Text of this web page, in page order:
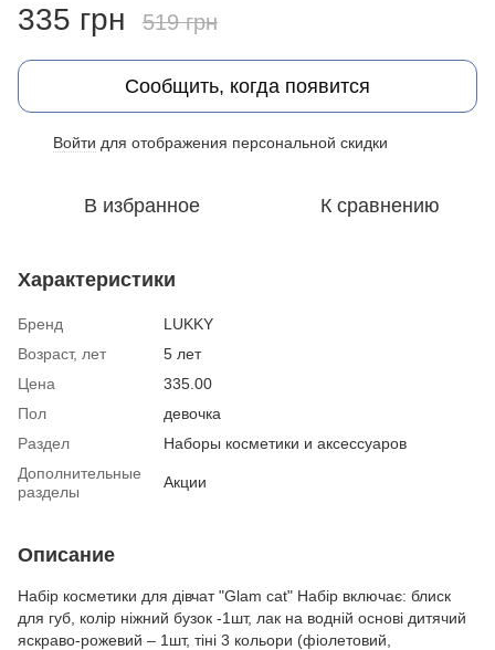
335 грн 519 грн
Сообщить, когда появится
Войти для отображения персональной скидки
В избранное К сравнению
Характеристики
Бренд
LUKKY
Возраст, лет
5 лет
Цена
335.00
Пол
девочка
Раздел
Наборы косметики и аксессуаров
Дополнительные
разделы
Акции
Описание
Набір косметики для дівчат "Glam cat" Набір включає: блиск
для губ, колір ніжний бузок -1шт, лак на водній основі дитячий
яскраво-рожевий – 1шт, тіні 3 кольори (фіолетовий,